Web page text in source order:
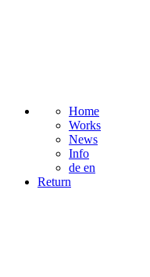
Home
Works
News
Info
de en
Return